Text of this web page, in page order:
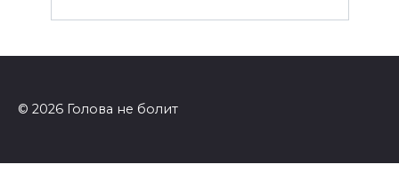
© 2026 Голова не болит